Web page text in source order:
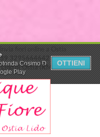
Cosimo D.
Play
OTTIENI
fiori online a Ostia
3295664642
di Ostia (RM)